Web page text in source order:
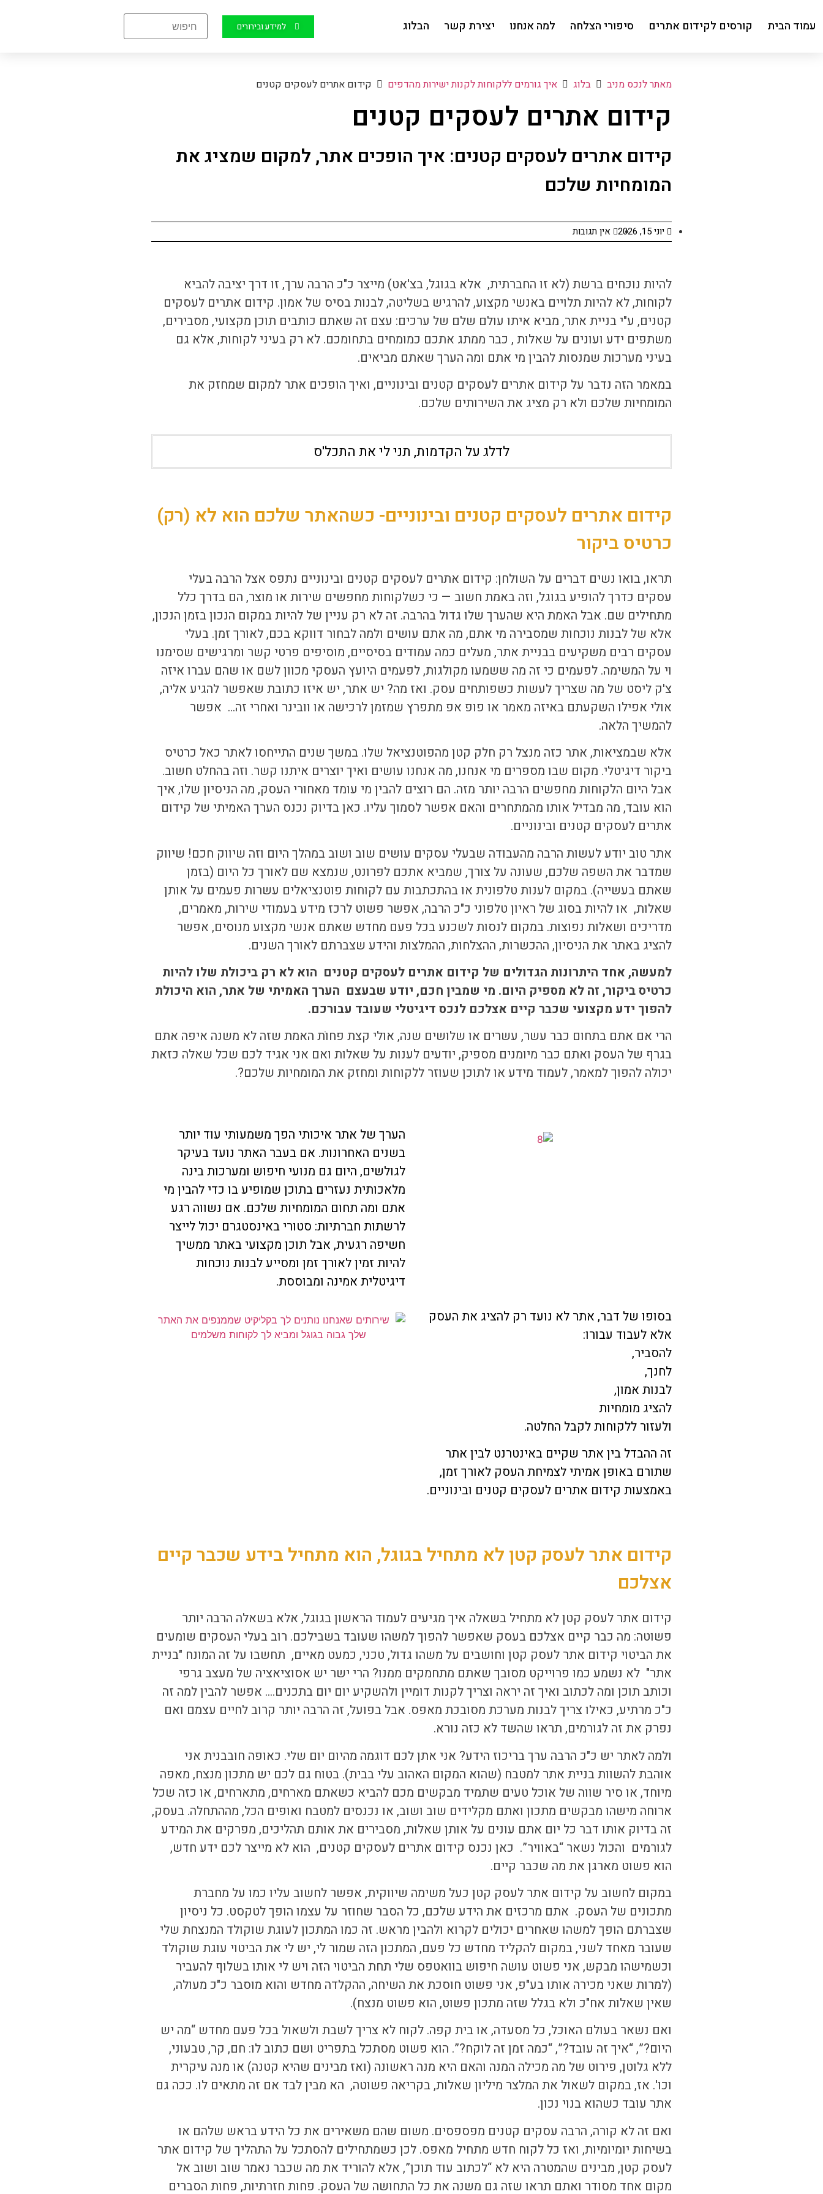
עמוד הבית קורסים לקידום אתרים סיפורי הצלחה למה אנחנו יצירת קשר הבלוג למידע ובירורים
מאתר לנכס מניב בלוג איך גורמים ללקוחות לקנות ישירות מהדפים קידום אתרים לעסקים קטנים
קידום אתרים לעסקים קטנים
קידום אתרים לעסקים קטנים: איך הופכים אתר, למקום שמציג את
המומחיות שלכם
יוני 15, 2026 אין תגובות
להיות נוכחים ברשת (לא זו החברתית, אלא בגוגל, בצ'אט) מייצר כ"כ הרבה ערך, זו דרך יציבה להביא
לקוחות, לא להיות תלויים באנשי מקצוע, להרגיש בשליטה, לבנות בסיס של אמון. קידום אתרים לעסקים
קטנים, ע"י בניית אתר, מביא איתו עולם שלם של ערכים: עצם זה שאתם כותבים תוכן מקצועי, מסבירים,
משתפים ידע ועונים על שאלות , כבר ממתג אתכם כמומחים בתחומכם. לא רק בעיני לקוחות, אלא גם
בעיני מערכות שמנסות להבין מי אתם ומה הערך שאתם מביאים.
במאמר הזה נדבר על קידום אתרים לעסקים קטנים ובינוניים, ואיך הופכים אתר למקום שמחזק את
המומחיות שלכם ולא רק מציג את השירותים שלכם.
לדלג על הקדמות, תני לי את התכל'ס
קידום אתרים לעסקים קטנים ובינוניים- כשהאתר שלכם הוא לא (רק)
כרטיס ביקור
תראו, בואו נשים דברים על השולחן: קידום אתרים לעסקים קטנים ובינוניים נתפס אצל הרבה בעלי
עסקים כדרך להופיע בגוגל, וזה באמת חשוב — כי כשלקוחות מחפשים שירות או מוצר, הם בדרך כלל
מתחילים שם. אבל האמת היא שהערך שלו גדול בהרבה. זה לא רק עניין של להיות במקום הנכון בזמן הנכון,
אלא של לבנות נוכחות שמסבירה מי אתם, מה אתם עושים ולמה לבחור דווקא בכם, לאורך זמן. בעלי
עסקים רבים משקיעים בבניית אתר, מעלים כמה עמודים בסיסיים, מוסיפים פרטי קשר ומרגישים שסימנו
וי על המשימה. לפעמים כי זה מה ששמעו מקולגות, לפעמים היועץ העסקי מכוון לשם או שהם עברו איזה
צ'ק ליסט של מה שצריך לעשות כשפותחים עסק. ואז מה? יש אתר, יש איזו כתובת שאפשר להגיע אליה,
אולי אפילו השקעתם באיזה מאמר או פופ אפ מתפרץ שמזמן לרכישה או וובינר ואחרי זה… אפשר
להמשיך הלאה.
אלא שבמציאות, אתר כזה מנצל רק חלק קטן מהפוטנציאל שלו. במשך שנים התייחסו לאתר כאל כרטיס
ביקור דיגיטלי. מקום שבו מספרים מי אנחנו, מה אנחנו עושים ואיך יוצרים איתנו קשר. וזה בהחלט חשוב.
אבל היום הלקוחות מחפשים הרבה יותר מזה. הם רוצים להבין מי עומד מאחורי העסק, מה הניסיון שלו, איך
הוא עובד, מה מבדיל אותו מהמתחרים והאם אפשר לסמוך עליו. כאן בדיוק נכנס הערך האמיתי של קידום
אתרים לעסקים קטנים ובינוניים.
אתר טוב יודע לעשות הרבה מהעבודה שבעלי עסקים עושים שוב ושוב במהלך היום וזה שיווק חכם! שיווק
שמדבר את השפה שלכם, שעונה על צורך, שמביא אתכם לפרונט, שנמצא שם לאורך כל היום (בזמן
שאתם בעשייה). במקום לענות טלפונית או בהתכתבות עם לקוחות פוטנציאלים עשרות פעמים על אותן
שאלות, או להיות בסוג של ראיון טלפוני כ"כ הרבה, אפשר פשוט לרכז מידע בעמודי שירות, מאמרים,
מדריכים ושאלות נפוצות. במקום לנסות לשכנע בכל פעם מחדש שאתם אנשי מקצוע מנוסים, אפשר
להציג באתר את הניסיון, ההכשרות, ההצלחות, ההמלצות והידע שצברתם לאורך השנים.
למעשה, אחד היתרונות הגדולים של קידום אתרים לעסקים קטנים הוא לא רק ביכולת שלו להיות
כרטיס ביקור, זה לא מספיק היום. מי שמבין חכם, יודע שבעצם הערך האמיתי של אתר, הוא היכולת
להפוך ידע מקצועי שכבר קיים אצלכם לנכס דיגיטלי שעובד עבורכם.
הרי אם אתם בתחום כבר עשר, עשרים או שלושים שנה, אולי קצת פחותׁ האמת שזה לא משנה איפה אתם
בגרף של העסקׂ ואתם כבר מיומנים מספיק, יודעים לענות על שאלות ואם אני אגיד לכם שכל שאלה כזאת
יכולה להפוך למאמר, לעמוד מידע או לתוכן שעוזר ללקוחות ומחזק את המומחיות שלכם?.
הערך של אתר איכותי הפך משמעותי עוד יותר
בשנים האחרונות. אם בעבר האתר נועד בעיקר
לגולשים, היום גם מנועי חיפוש ומערכות בינה
מלאכותית נעזרים בתוכן שמופיע בו כדי להבין מי
אתם ומה תחום המומחיות שלכם. אם נשווה רגע
לרשתות חברתיות: סטורי באינסטגרם יכול לייצר
חשיפה רגעית, אבל תוכן מקצועי באתר ממשיך
להיות זמין לאורך זמן ומסייע לבנות נוכחות
דיגיטלית אמינה ומבוססת.
בסופו של דבר, אתר לא נועד רק להציג את העסק
אלא לעבוד עבורו:
להסביר,
לחנך,
לבנות אמון,
להציג מומחיות
ולעזור ללקוחות לקבל החלטה.
זה ההבדל בין אתר שקיים באינטרנט לבין אתר
שתורם באופן אמיתי לצמיחת העסק לאורך זמן,
באמצעות קידום אתרים לעסקים קטנים ובינוניים.
קידום אתר לעסק קטן לא מתחיל בגוגל, הוא מתחיל בידע שכבר קיים
אצלכם
קידום אתר לעסק קטןלא מתחיל בשאלה איך מגיעים לעמוד הראשון בגוגל, אלא בשאלה הרבה יותר
פשוטה: מה כבר קיים אצלכם בעסק שאפשר להפוך למשהו שעובד בשבילכם. רוב בעלי העסקים שומעים
את הביטוי קידום אתר לעסק קטן וחושבים על משהו גדול, טכני, כמעט מאיים, תחשבו על זה המונח "בניית
אתר" לא נשמע כמו פרוייקט מסובך שאתם מתחמקים ממנו? הרי ישר יש אסוציאציה של מעצב גרפי
וכותב תוכן ומה לכתוב ואיך זה יראה וצריך לקנות דומיין ולהשקיע יום יום בתכנים…. אפשר להבין למה זה
כ"כ מרתיע, כאילו צריך לבנות מערכת מסובכת מאפס. אבל בפועל, זה הרבה יותר קרוב לחיים עצמם ואם
נפרק את זה לגורמים, תראו שהשד לא כזה נורא.
ולמה לאתר יש כ"כ הרבה ערך בריכוז הידע? אני אתן לכם דוגמה מהיום יום שלי. כאופה חובבנית אני
אוהבת להשוות בניית אתר למטבח (שהוא המקום האהוב עלי בבית). בטוח גם לכם יש מתכון מנצח, מאפה
מיוחד, או סיר שווה של אוכל טעים שתמיד מבקשים מכם להביא כשאתם מארחים, מתארחים, או כזה שכל
ארוחה מישהו מבקשים מתכון ואתם מקלידים שוב ושוב, או נכנסים למטבח ואופים הכל, מההתחלה. בעסק,
זה בדיוק אותו דבר כל יום אתם עונים על אותן שאלות, מסבירים את אותם תהליכים, מפרקים את המידע
לגורמים והכול נשאר “באוויר”. כאן נכנס קידום אתרים לעסקים קטנים, הוא לא מייצר לכם ידע חדש,
הוא פשוט מארגן את מה שכבר קיים.
במקום לחשוב על קידום אתר לעסק קטן כעל משימה שיווקית, אפשר לחשוב עליו כמו על מחברת
מתכונים של העסק. אתם מרכזים את הידע שלכם, כל הסבר שחוזר על עצמו הופך לטקסט. כל ניסיון
שצברתם הופך למשהו שאחרים יכולים לקרוא ולהבין מראש. זה כמו המתכון לעוגת שוקולד המנצחת שלי
שעובר מאחד לשני, במקום להקליד מחדש כל פעם, המתכון הזה שמור לי, יש לי את הביטוי עוגת שוקולד
וכשמישהו מבקש, אני פשוט עושה חיפוש בוואטפס שלי תחת הביטוי הזה ויש לי אותו בשלוף להעביר
(למרות שאני מכירה אותו בע"פ, אני פשוט חוסכת את השיחה, ההקלדה מחדש והוא מוסבר כ"כ מעולה,
שאין שאלות אח"כ ולא בגלל שזה מתכון פשוט, הוא פשוט מנצח).
ואם נשאר בעולם האוכל, כל מסעדה, או בית קפה. לקוח לא צריך לשבת ולשאול בכל פעם מחדש “מה יש
היום?”, “איך זה עובד?”, “כמה זמן זה לוקח?”. הוא פשוט מסתכל בתפריט ושם כתוב לו: חם, קר, טבעוני,
ללא גלוטן, פירוט של מה מכילה המנה והאם היא מנה ראשונה (ואז מבינים שהיא קטנה) או מנה עיקרית
וכו'. אז, במקום לשאול את המלצר מיליון שאלות, בקריאה פשוטה, הא מבין לבד אם זה מתאים לו. ככה גם
אתר עובד כשהוא בנוי נכון.
ואם זה לא קורה, הרבה עסקים קטנים מפספסים. משום שהם משאירים את כל הידע בראש שלהם או
בשיחות יומיומיות, ואז כל לקוח חדש מתחיל מאפס. לכן כשמתחילים להסתכל על התהליך של קידום אתר
לעסק קטן, מבינים שהמטרה היא לא “לכתוב עוד תוכן”, אלא להוריד את מה שכבר נאמר שוב ושוב אל
מקום אחד מסודר ואתם תראו שזה גם משנה את כל התחושה של העסק. פחות חזרתיות, פחות הסברים